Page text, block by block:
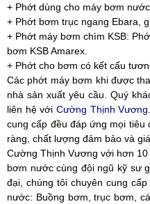
+ Phớt dùng cho máy bơm
+ Phớt bơm trục ngang Ebara,
+ Phớt máy bơm chìm KSB:
bơm KSB Amarex.
+ Phớt cho bơm có kết cấu
Các phớt máy bơm khi được
nhà sản xuất yêu cầu. Quý
liên hệ vớiCường Thịnh Vương
cung cấp đều đáp ứng mọi tiêu
ràng, chất lượng đảm bảo và
Cường Thịnh Vương với hơn 10
bơm nước cùng đội ngũ kỹ sư
đại, chúng tôi chuyên cung
nước: Buồng bơm, trục bơm,